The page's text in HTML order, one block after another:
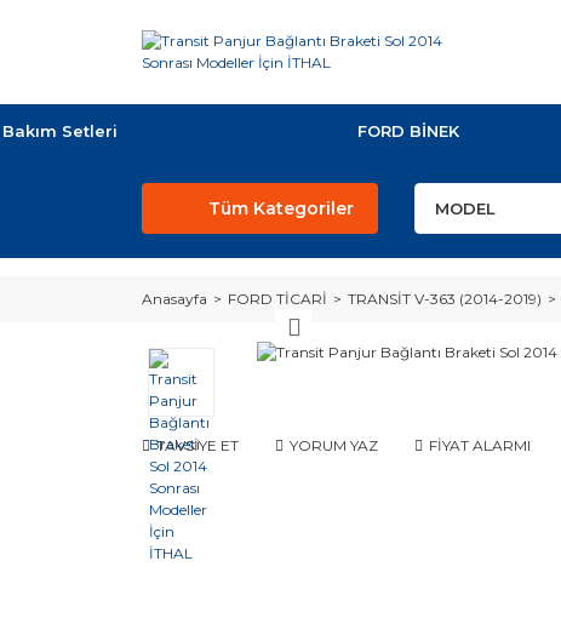
Bakım Setleri FORD BİNEK
Tüm Kategoriler
Anasayfa FORD TİCARİ TRANSİT V-363 (2014-2019)
TAVSİYE ET YORUM YAZ FİYAT ALARMI